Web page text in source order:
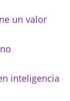
un valor
inteligencia